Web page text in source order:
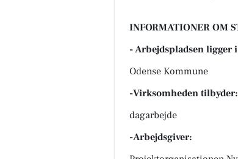
INFORMATIONER OM
- Arbejdspladsen ligger
Odense Kommune
-Virksomheden tilbyder:
dagarbejde
-Arbejdsgiver: